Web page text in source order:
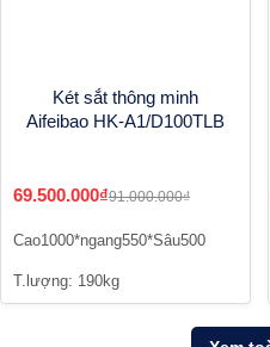
Két sắt thông minh
Aifeibao HK-A1/D100TLB
69.500.000₫91.000.000₫
Cao1000*ngang550*Sâu500
T.lượng: 190kg